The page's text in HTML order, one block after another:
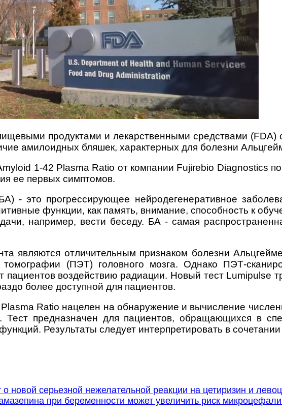
продуктами и лекарственными средствами (FDA)
амилоидных бляшек, характерных для болезни
1-42 Plasma Ratio от компании Fujirebio Diagnostics
ее первых симптомов.
- это прогрессирующее нейродегенеративное
функции, как память, внимание, способность к
например, вести беседу. БА - самая
являются отличительным признаком болезни
(ПЭТ) головного мозга. Однако ПЭТ-
пациентов воздействию радиации. Новый тест Lumipulse
более доступной для пациентов.
Ratio нацелен на обнаружение и вычисление
Тест предназначен для пациентов, обращающихся в
Результаты следует интерпретировать в
серьезной нежелательной реакции на цетиризин и
при беременности может увеличить риск